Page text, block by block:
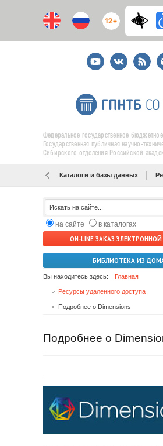
12+
YoutubeВКонтакте
RSS
E-
Федеральное государственное
Государственная публичная научно-
Сибирского отделения Российской
Каталоги и базы данных
на сайте
в каталогах
ON-LINE ЗАКАЗ
БИБЛИОТЕКА ИЗ
Вы находитесь здесь: Главная
Ресурсы удаленного доступа
Подробнее о Dimensions
Подробнее о